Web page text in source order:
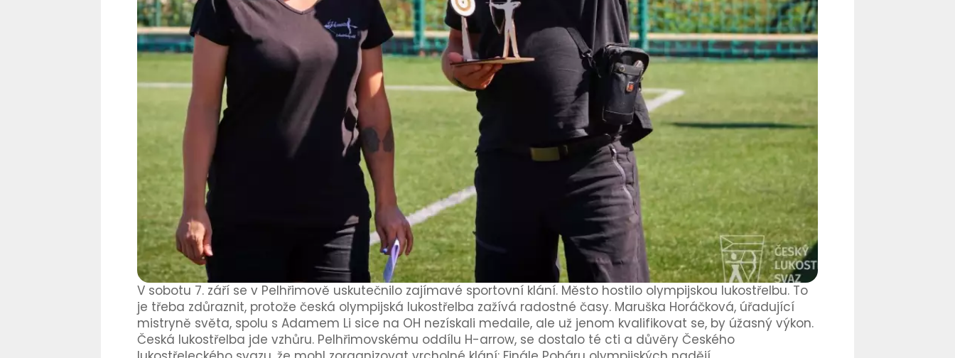
V sobotu 7. září se v Pelhřimově uskutečnilo zajímavé sportovní klání. Město hostilo olympijskou lukostřelbu. To
je třeba zdůraznit, protože česká olympijská lukostřelba zažívá radostné časy. Maruška Horáčková, úřadující
mistryně světa, spolu s Adamem Li sice na OH nezískali medaile, ale už jenom kvalifikovat se, by úžasný výkon.
Česká lukostřelba jde vzhůru. Pelhřimovskému oddílu H-arrow, se dostalo té cti a důvěry Českého